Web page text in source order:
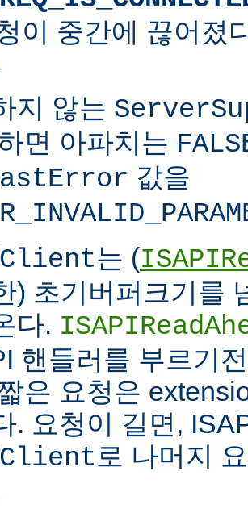
이 중간에 끊어졌
지 않는
면 아파치는
값을
는 (
) 초기버퍼크기를
다.
핸들러를 부르기
은 요청은
. 요청이 길면,
로 나머지